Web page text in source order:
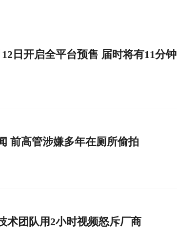
12日开启全平台预售 届时将有11分钟
前高管涉嫌多年在厕所偷拍
术团队用2小时视频怒斥厂商